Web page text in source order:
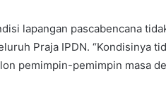
lapangan pascabencana
Praja IPDN. “Kondisinya
pemimpin-pemimpin masa